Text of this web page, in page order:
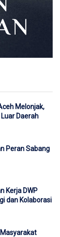
Melonjak,
Daerah
Peran Sabang
Kerja DWP
dan Kolaborasi